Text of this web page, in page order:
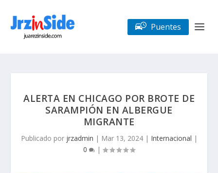
Puentes
ALERTA EN CHICAGO POR BROTE DE
SARAMPIÓN EN ALBERGUE
MIGRANTE
Publicado por jrzadmin | Mar 13, 2024| Internacional |
0
|